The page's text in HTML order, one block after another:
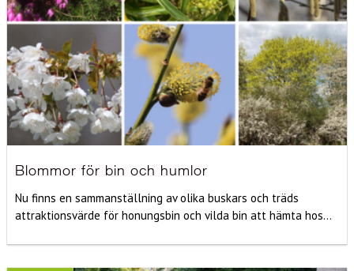
Blommor för bin och humlor
Nu finns en sammanställning av olika buskars och träds
attraktionsvärde för honungsbin och vilda bin att hämta hos...